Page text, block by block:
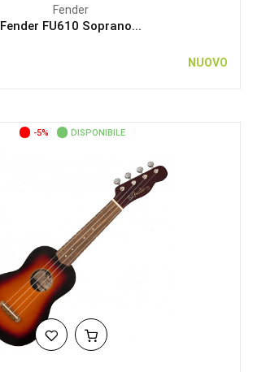
Fender
Fender FU610 Soprano...
NUOVO
-5% DISPONIBILE